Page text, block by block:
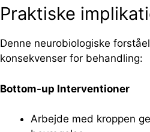
Praktiske
Denne neurobiologiske
konsekvenser for behandling:
Bottom-up Interventioner
Arbejde med kroppen